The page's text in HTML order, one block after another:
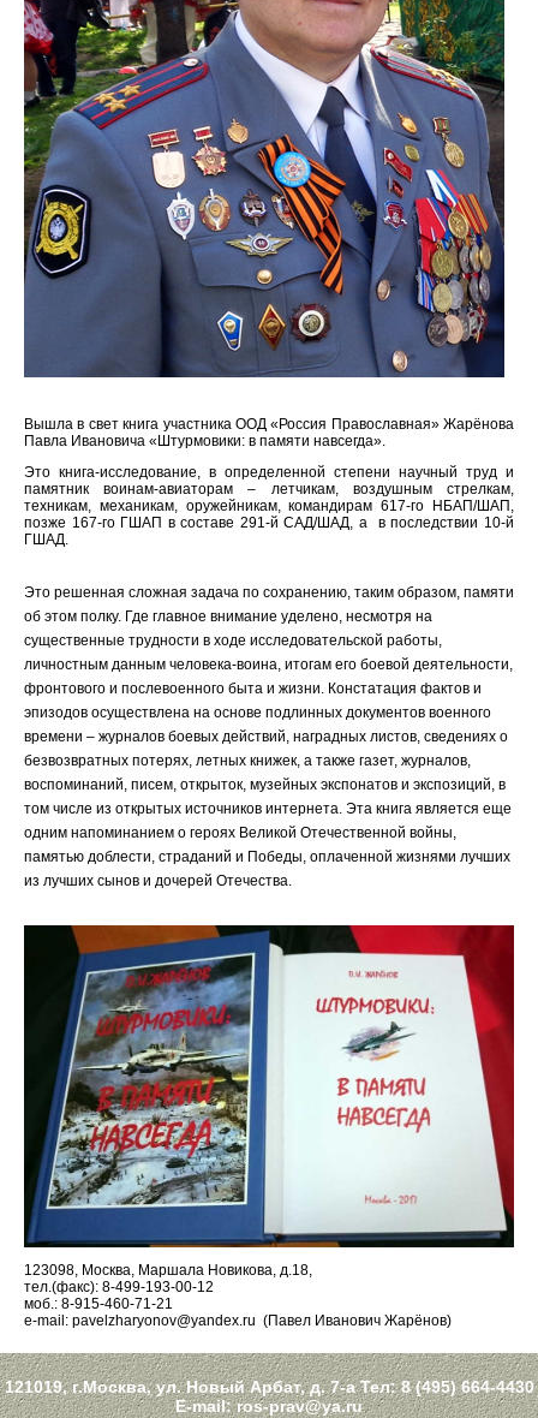
Вышла в свет книга участника ООД «Россия Православная» Жарёнова
Павла Ивановича «Штурмовики: в памяти навсегда».
Это книга-исследование, в определенной степени научный труд и
памятник воинам-авиаторам – летчикам, воздушным стрелкам,
техникам, механикам, оружейникам, командирам 617-го НБАП/ШАП,
позже 167-го ГШАП в составе 291-й САД/ШАД, а в последствии 10-й
ГШАД.
Это решенная сложная задача по сохранению, таким образом, памяти
об этом полку. Где главное внимание уделено, несмотря на
существенные трудности в ходе исследовательской работы,
личностным данным человека-воина, итогам его боевой деятельности,
фронтового и послевоенного быта и жизни. Констатация фактов и
эпизодов осуществлена на основе подлинных документов военного
времени – журналов боевых действий, наградных листов, сведениях о
безвозвратных потерях, летных книжек, а также газет, журналов,
воспоминаний, писем, открыток, музейных экспонатов и экспозиций, в
том числе из открытых источников интернета. Эта книга является еще
одним напоминанием о героях Великой Отечественной войны,
памятью доблести, страданий и Победы, оплаченной жизнями лучших
из лучших сынов и дочерей Отечества.
123098, Москва, Маршала Новикова, д.18,
тел.(факс): 8-499-193-00-12
моб.: 8-915-460-71-21
e-mail: pavelzharyonov@yandex.ru (Павел Иванович Жарёнов)
121019, г.Москва, ул. Новый Арбат, д. 7-а Тел:8 (495) 664-4430
E-mail:ros-prav@ya.ru